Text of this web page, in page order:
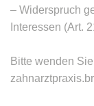
– Widerspruch
Interessen (Art.
Bitte wenden